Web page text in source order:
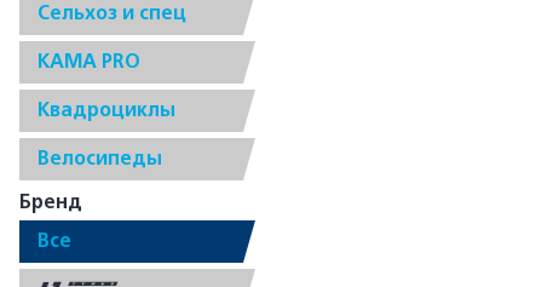
Сельхоз и спец
КАМА PRO
Квадроциклы
Велосипеды
Бренд
Все